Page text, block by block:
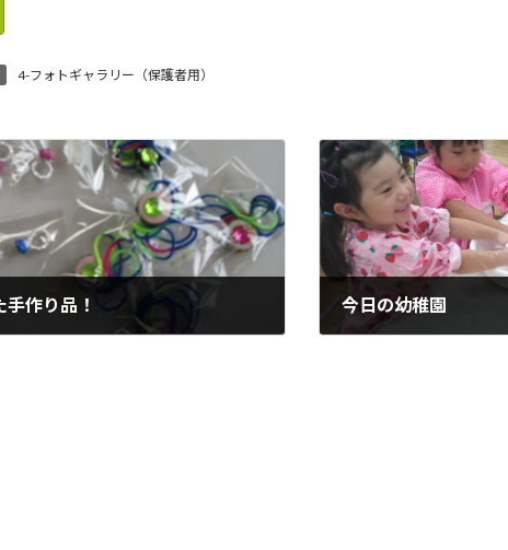
4-フォトギャラリー（保護者用）
作り品！ 今日の幼稚園